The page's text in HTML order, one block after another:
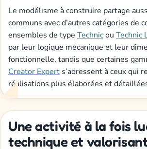
Le modélisme à construire partage
communs avec d’autres catégories de
ensembles de type Technicou Technic
par leur logique mécanique et leur
fonctionnelle, tandis que certaines
Creator Expert s’adressent à ceux qui
réalisations plus élaborées et
Une activité à la fois
technique et